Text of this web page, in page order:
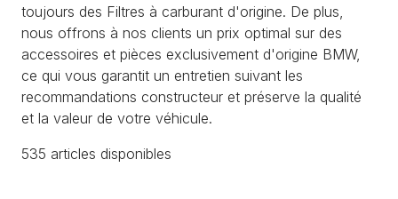
toujours des Filtres à carburant d'origine. De plus,
nous offrons à nos clients un prix optimal sur des
accessoires et pièces exclusivement d'origine BMW,
ce qui vous garantit un entretien suivant les
recommandations constructeur et préserve la qualité
et la valeur de votre véhicule.
535 articles disponibles